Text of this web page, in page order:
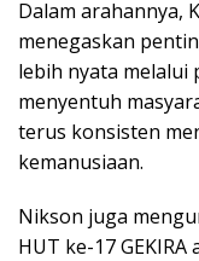
Dalam arahannya,
menegaskan
lebih nyata
menyentuh
terus konsisten
kemanusiaan.
Nikson juga
HUT ke-17